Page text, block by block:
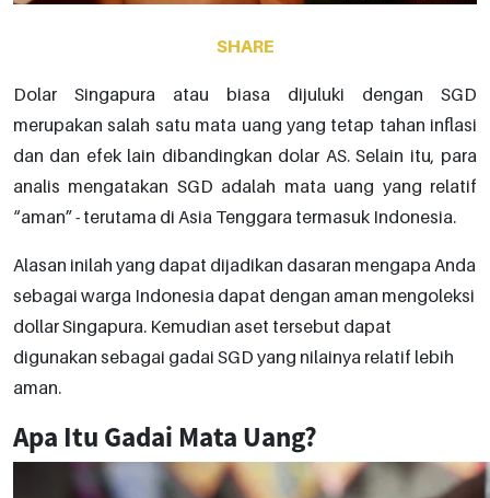
SHARE
Dolar Singapura atau biasa dijuluki dengan SGD
merupakan salah satu mata uang yang tetap tahan inflasi
dan dan efek lain dibandingkan dolar AS. Selain itu, para
analis mengatakan SGD adalah mata uang yang relatif
“aman” - terutama di Asia Tenggara termasuk Indonesia.
Alasan inilah yang dapat dijadikan dasaran mengapa Anda
sebagai warga Indonesia dapat dengan aman mengoleksi
dollar Singapura. Kemudian aset tersebut dapat
digunakan sebagai gadai SGD yang nilainya relatif lebih
aman.
Apa Itu Gadai Mata Uang?